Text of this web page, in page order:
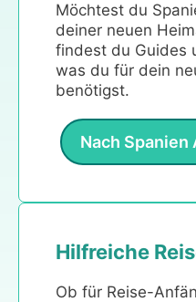
Möchtest du
deiner neuen
findest du Guides
was du für dein
benötigst.
Nach Spanien
Hilfreiche
Ob für Reise-